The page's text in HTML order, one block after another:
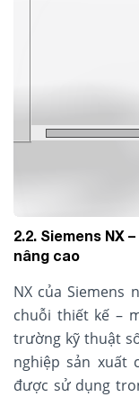
2.2. Siemens NX
nâng cao
NX của Siemens
chuỗi thiết kế –
trường kỹ thuật
nghiệp sản xuất
được sử dụng